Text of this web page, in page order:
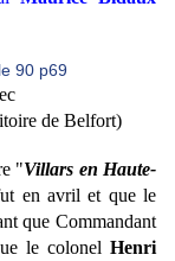
de Belfort)
"Villars en Haute-
en avril et que le
que Commandant
le colonel Henri